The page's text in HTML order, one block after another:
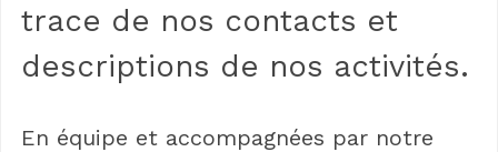
trace de nos contacts et
descriptions de nos activités.
En équipe et accompagnées par notre